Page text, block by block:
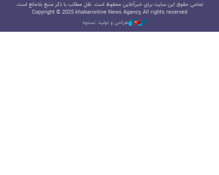
تمامی حقوق این سایت برای خبرآنلاین محفوظ است. نقل مطالب با ذکر منبع بلامانع است.
Copyright © 2025 khabaronline News Agancy, All rights reserved
طراحی و تولید: نستوه